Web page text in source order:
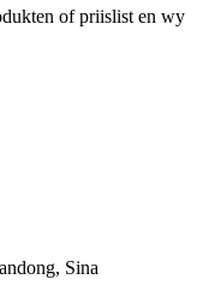
of priislist en wy
Sina